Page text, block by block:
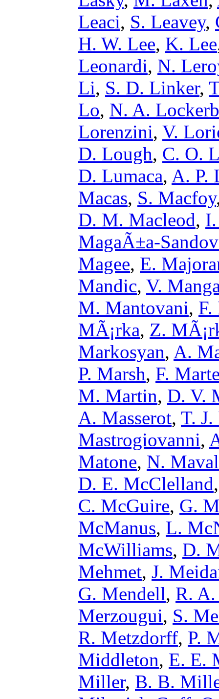
Leaci, S. Leavey,
H. W. Lee, K. Lee
Leonardi, N.
Li, S. D. Linker,
Lo, N. A.
Lorenzini, V.
D. Lough, C. O.
D. Lumaca, A. P.
Macas, S. Macfoy
D. M. Macleod,
MagaÃ±a-
Magee, E.
Mandic, V.
M. Mantovani, F.
MÃ¡rka, Z.
Markosyan, A.
P. Marsh, F.
M. Martin, D. V.
A. Masserot, T. J.
Mastrogiovanni,
Matone, N.
D. E. McClelland
C. McGuire, G.
McManus, L.
McWilliams, D.
Mehmet, J.
G. Mendell, R.
Merzougui, S.
R. Metzdorff, P.
Middleton, E. E.
Miller, B. B.